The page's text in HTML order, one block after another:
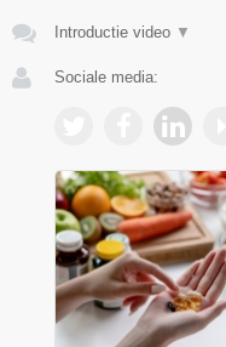
Introductie video ▼
Sociale media: